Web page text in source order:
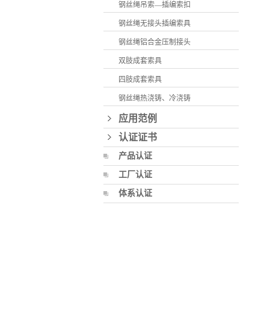
钢丝绳吊索—插编索扣
钢丝绳无接头插编索具
钢丝绳铝合金压制接头
双肢成套索具
四肢成套索具
钢丝绳热浇铸、冷浇铸
应用范例
认证证书
产品认证
工厂认证
体系认证